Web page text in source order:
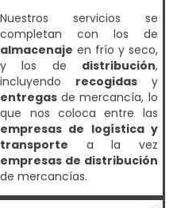
Nuestros servicios se
completan con los de
almacenaje en frío y seco,
y los de distribución,
incluyendo recogidas y
entregas de mercancía, lo
que nos coloca entre las
empresas de logística y
transporte a la vez
empresas de distribución
de mercancías.